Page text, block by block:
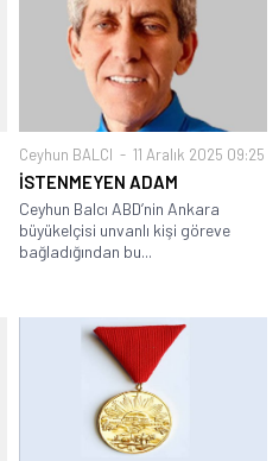
Ceyhun BALCI 11 Aralık 2025 09:25
İSTENMEYEN ADAM
Ceyhun Balcı ABD’nin Ankara
büyükelçisi unvanlı kişi göreve
bağladığından bu...